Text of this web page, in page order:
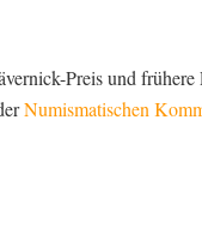
Preis und frühere
Numismatischen